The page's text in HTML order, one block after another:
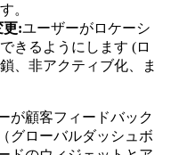
。
更:ユーザーがロケーシ
きるようにします (ロ
、非アクティブ化、ま
が顧客フィードバック
グローバルダッシュボ